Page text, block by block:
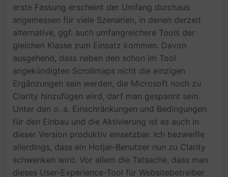
erste Fassung erscheint der Umfang durchaus
angemessen für viele Szenarien, in denen derzeit
alternative, ggf. auch umfangreichere Tools der
gleichen Klasse zum Einsatz kommen. Davon
ausgehend, dass neben den schon im Tool
angekündigten Scrollmaps nicht die einzigen
Ergänzungen sein werden, die Microsoft noch zu
Clarity hinzufügen wird, darf man gespannt sein.
Unter den o. a. Einschränkungen und Bedingungen
für den Einbau und die Aktivierung ist es auch in
dieser Version produktiv einsetzbar. Ich bezweifle
allerdings, dass ein Hotjar-Benutzer nun zu Clarity
schwenken wird. Vor allem die Tatsache, dass man
dieses User-Experience-Tool für Websitebetreiber